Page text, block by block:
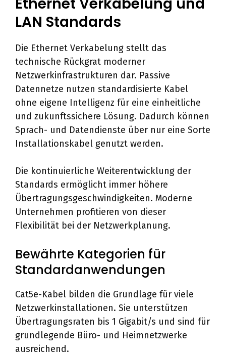
LAN Standards
Die Ethernet Verkabelung stellt das
technische Rückgrat moderner
Netzwerkinfrastrukturen dar. Passive
Datennetze nutzen standardisierte Kabel
ohne eigene Intelligenz für eine einheitliche
und zukunftssichere Lösung. Dadurch können
Sprach- und Datendienste über nur eine Sorte
Installationskabel genutzt werden.
Die kontinuierliche Weiterentwicklung der
Standards ermöglicht immer höhere
Übertragungsgeschwindigkeiten. Moderne
Unternehmen profitieren von dieser
Flexibilität bei der Netzwerkplanung.
Bewährte Kategorien für
Standardanwendungen
Cat5e-Kabel bilden die Grundlage für viele
Netzwerkinstallationen. Sie unterstützen
Übertragungsraten bis 1 Gigabit/s und sind für
grundlegende Büro- und Heimnetzwerke
ausreichend.